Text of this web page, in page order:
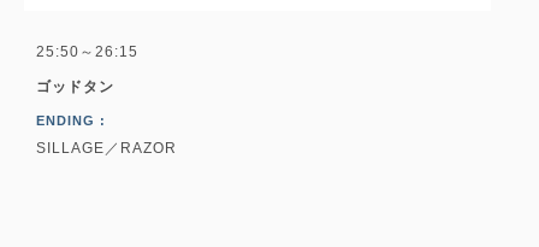
25:50～26:15
ゴッドタン
ENDING :
SILLAGE／RAZOR